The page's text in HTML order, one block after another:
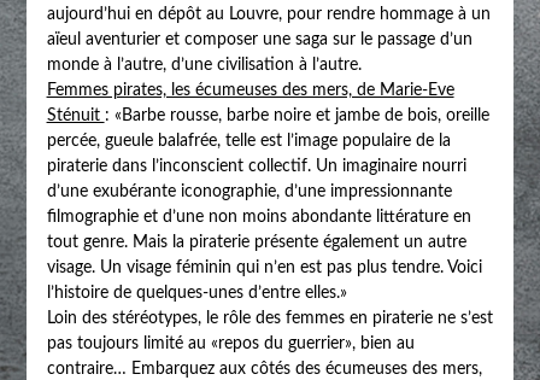
aujourd’hui en dépôt au Louvre, pour rendre hommage à un
aïeul aventurier et composer une saga sur le passage d’un
monde à l’autre, d’une civilisation à l’autre.
Femmes pirates, les écumeuses des mers, de Marie-Eve
Sténuit : «Barbe rousse, barbe noire et jambe de bois, oreille
percée, gueule balafrée, telle est l’image populaire de la
piraterie dans l’inconscient collectif. Un imaginaire nourri
d’une exubérante iconographie, d’une impressionnante
filmographie et d’une non moins abondante littérature en
tout genre. Mais la piraterie présente également un autre
visage. Un visage féminin qui n’en est pas plus tendre. Voici
l’histoire de quelques-unes d’entre elles.»
Loin des stéréotypes, le rôle des femmes en piraterie ne s’est
pas toujours limité au «repos du guerrier», bien au
contraire… Embarquez aux côtés des écumeuses des mers,